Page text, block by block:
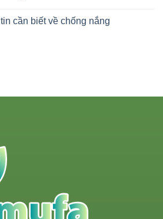
cần biết về chống nắng